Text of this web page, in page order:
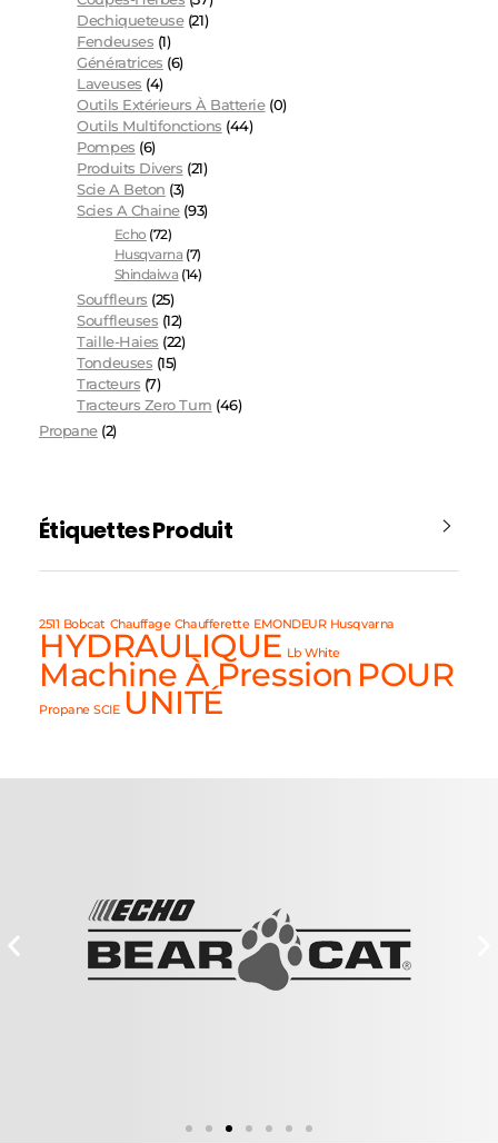
Dechiqueteuse (21)
Fendeuses (1)
Génératrices (6)
Laveuses (4)
Outils Extérieurs À Batterie (0)
Outils Multifonctions (44)
Pompes (6)
Produits Divers (21)
Scie A Beton (3)
Scies A Chaine (93)
Echo (72)
Husqvarna (7)
Shindaiwa (14)
Souffleurs (25)
Souffleuses (12)
Taille-Haies (22)
Tondeuses (15)
Tracteurs (7)
Tracteurs Zero Turn (46)
Propane (2)
Étiquettes Produit
2511 Bobcat Chauffage Chaufferette EMONDEUR Husqvarna
HYDRAULIQUE Lb White
Machine À Pression POUR
Propane SCIE UNITÉ